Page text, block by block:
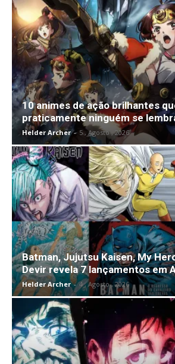
10 animes de ação brilhantes
praticamente ninguém se
Helder Archer - 5 , Agosto , 2026
Batman, Jujutsu Kaisen, My
Devir revela 7 lançamentos em
Helder Archer - 4 , Agosto , 2026